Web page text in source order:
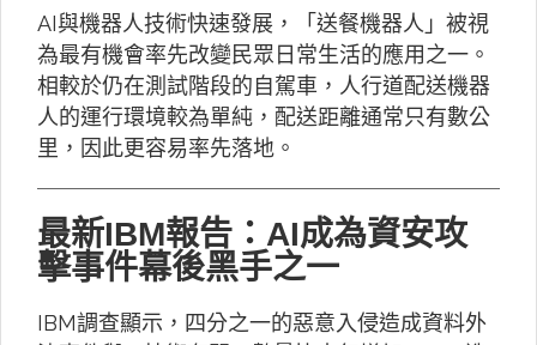
AI與機器人技術快速發展，「送餐機器人」被視
為最有機會率先改變民眾日常生活的應用之一。
相較於仍在測試階段的自駕車，人行道配送機器
人的運行環境較為單純，配送距離通常只有數公
里，因此更容易率先落地。
最新IBM報告：AI成為資安攻
擊事件幕後黑手之一
IBM調查顯示，四分之一的惡意入侵造成資料外